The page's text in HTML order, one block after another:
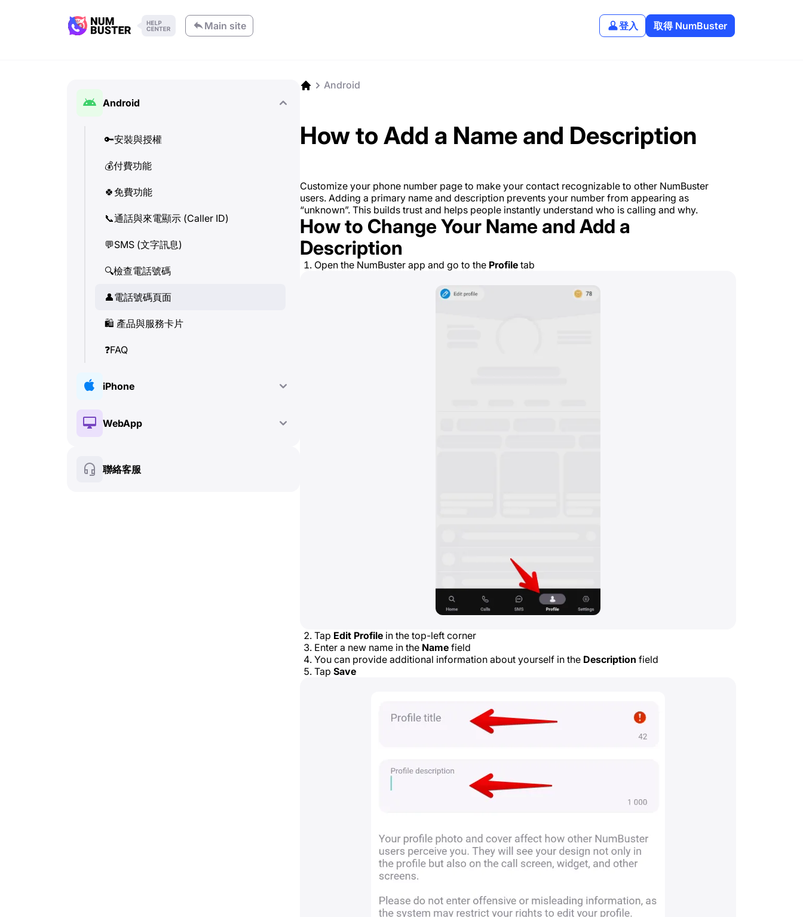
Main site 登入 取得 NumBuster
Android
🔑安裝與授權
💰付費功能
🍀 免費功能
📞通話與來電顯示 (Caller ID)
💬SMS (文字訊息)
🔍檢查電話號碼
👤電話號碼頁面
🛍 ️ 產品與服務卡片
❓FAQ
iPhone
🔑 安裝與授權
🍀免費功能
WebApp
聯絡客服
Android
How to Add a Name and Description
Customize your phone number page to make your contact recognizable to other NumBuster
users. Adding a primary name and description prevents your number from appearing as
“unknown”. This builds trust and helps people instantly understand who is calling and why.
How to Change Your Name and Add a
Description
Open the NumBuster app and go to the Profile tab
Tap Edit Profile in the top-left corner
Enter a new name in the Name field
You can provide additional information about yourself in the Description field
Tap Save